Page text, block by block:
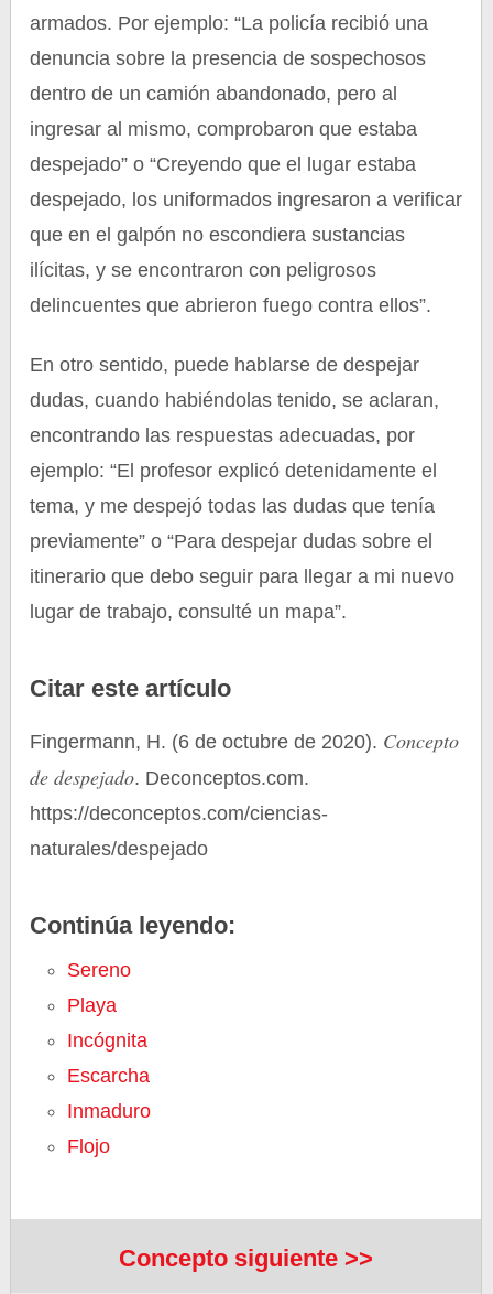
armados. Por ejemplo: “La policía recibió una
denuncia sobre la presencia de sospechosos
dentro de un camión abandonado, pero al
ingresar al mismo, comprobaron que estaba
despejado” o “Creyendo que el lugar estaba
despejado, los uniformados ingresaron a verificar
que en el galpón no escondiera sustancias
ilícitas, y se encontraron con peligrosos
delincuentes que abrieron fuego contra ellos”.
En otro sentido, puede hablarse de despejar
dudas, cuando habiéndolas tenido, se aclaran,
encontrando las respuestas adecuadas, por
ejemplo: “El profesor explicó detenidamente el
tema, y me despejó todas las dudas que tenía
previamente” o “Para despejar dudas sobre el
itinerario que debo seguir para llegar a mi nuevo
lugar de trabajo, consulté un mapa”.
Citar este artículo
Fingermann, H. (6 de octubre de 2020). Concepto
de despejado. Deconceptos.com.
https://deconceptos.com/ciencias-
naturales/despejado
Continúa leyendo:
Sereno
Playa
Incógnita
Escarcha
Inmaduro
Flojo
Concepto siguiente >>